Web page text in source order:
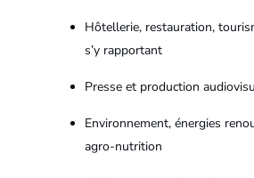
Hôtellerie, restauration,
s’y rapportant
Presse et production
Environnement, énergies
agro-nutrition